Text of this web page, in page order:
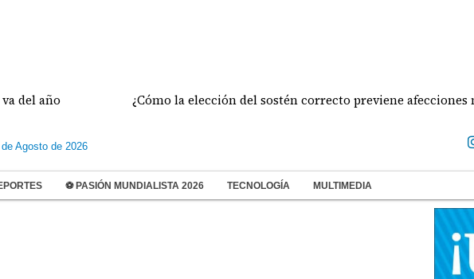
¿Cómo la elección del sostén correcto previene afecciones
Agosto de 2026
⚽ PASIÓN MUNDIALISTA 2026 TECNOLOGÍA MULTIMEDIA